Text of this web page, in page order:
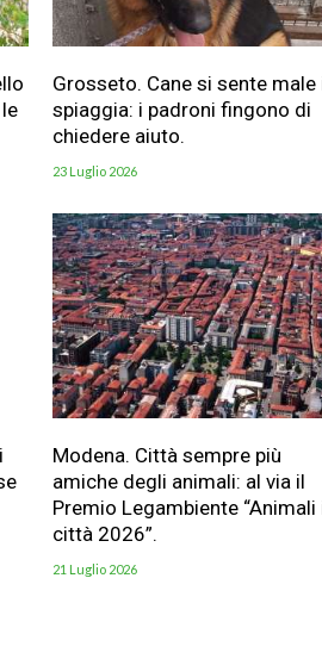
Grosseto. Cane si sente male
spiaggia: i padroni fingono di
chiedere aiuto.
23 Luglio 2026
Modena. Città sempre più
amiche degli animali: al via il
Premio Legambiente “Animali
città 2026”.
21 Luglio 2026